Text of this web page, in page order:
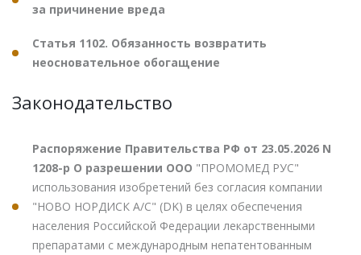
за причинение вреда
Статья 1102. Обязанность возвратить
неосновательное обогащение
Законодательство
Распоряжение Правительства РФ от 23.05.2026 N
1208-р О разрешении ООО "ПРОМОМЕД РУС"
использования изобретений без согласия компании
"НОВО НОРДИСК А/С" (DK) в целях обеспечения
населения Российской Федерации лекарственными
препаратами с международным непатентованным